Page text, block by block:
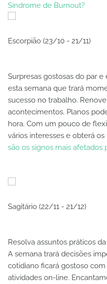
Síndrome de Burnout?
Escorpião (23/10 - 21/11)
Surpresas gostosas do par
esta semana que trará
sucesso no trabalho.
acontecimentos. Planos
hora. Com um pouco de
vários interesses e obterá
são os signos mais
Sagitário (22/11 - 21/12)
Resolva assuntos práticos
A semana trará decisões
cotidiano ficará gostoso
atividades on-line.